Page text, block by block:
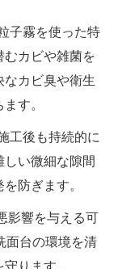
子霧を使った特
むカビや雑菌を
なカビ臭や衛生
す。
工後も持続的に
い微細な隙間
防ぎます。
影響を与える可
面台の環境を清
ります。